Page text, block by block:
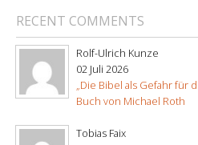
RECENT COMMENTS
Rolf-Ulrich Kunze
02 Juli 2026
„Die Bibel als Gefahr für
Buch von Michael Roth
Tobias Faix